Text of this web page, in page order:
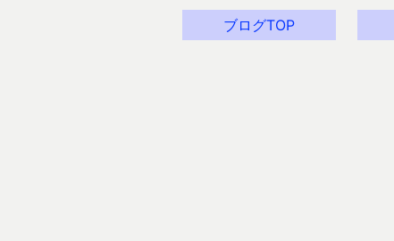
ブログTOP